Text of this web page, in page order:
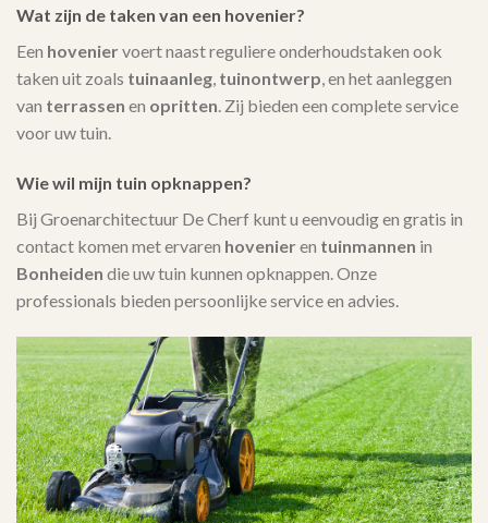
Wat zijn de taken van een hovenier?
Een hoveniervoert naast reguliere onderhoudstaken ook
taken uit zoals tuinaanleg, tuinontwerp, en het aanleggen
van terrassen en opritten. Zij bieden een complete service
voor uw tuin.
Wie wil mijn tuin opknappen?
Bij Groenarchitectuur De Cherf kunt u eenvoudig en gratis in
contact komen met ervaren hovenieren tuinmannen in
Bonheiden die uw tuin kunnen opknappen. Onze
professionals bieden persoonlijke service en advies.